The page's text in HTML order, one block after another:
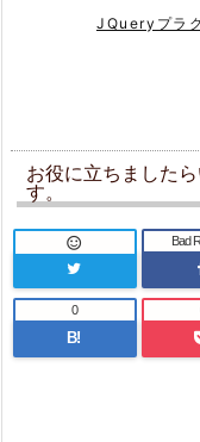
JQueryプラ
お役に立ちました
す。
 Bad
B!
0